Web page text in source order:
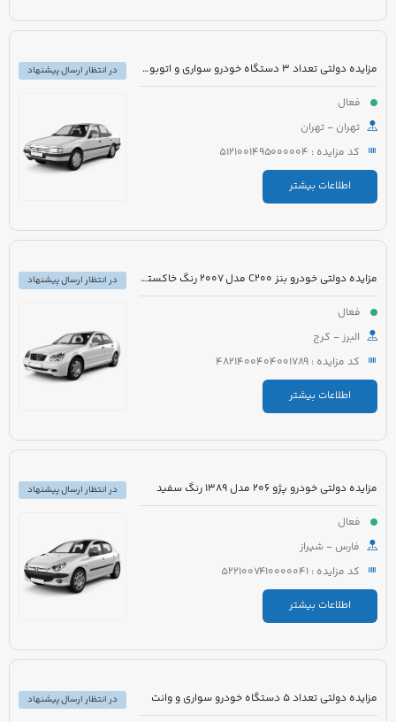
مزایده دولتی تعداد 3 دستگاه خودرو سواری و اتوبوس
فعال
تهران - تهران
کد مزایده : 5121001495000004
اطلاعات بیشتر
در انتظار ارسال پیشنهاد
مزایده دولتی خودرو بنز C200 مدل 2007 رنگ خاکستری
فعال
البرز - کرج
کد مزایده : 4821400404001789
اطلاعات بیشتر
در انتظار ارسال پیشنهاد
مزایده دولتی خودرو پژو 206 مدل 1389 رنگ سفید
فعال
فارس - شیراز
کد مزایده : 5221007410000041
اطلاعات بیشتر
در انتظار ارسال پیشنهاد
مزایده دولتی تعداد 5 دستگاه خودرو سواری و وانت
در انتظار ارسال پیشنهاد